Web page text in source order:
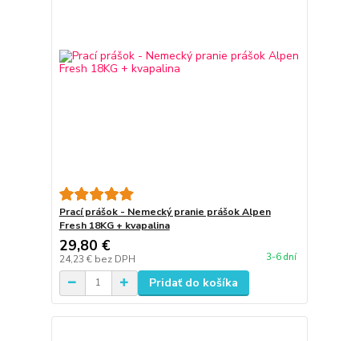
Prací prášok - Nemecký pranie prášok Alpen
Fresh 18KG + kvapalina
29,80 €
24,23 € bez DPH 3-6 dní
Pridať do košíka